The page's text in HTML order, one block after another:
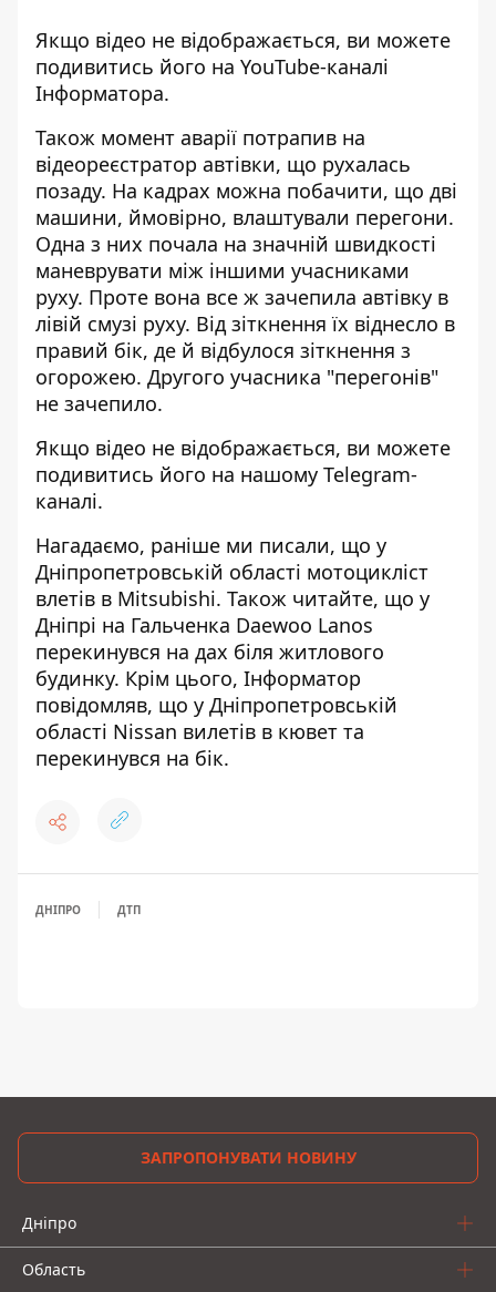
Якщо відео не відображається, ви можете
подивитись його на YouTube-каналі
Інформатора.
Також момент аварії потрапив на
відеореєстратор автівки, що рухалась
позаду. На кадрах можна побачити, що дві
машини, ймовірно, влаштували перегони.
Одна з них почала на значній швидкості
маневрувати між іншими учасниками
руху. Проте вона все ж зачепила автівку в
лівій смузі руху. Від зіткнення їх віднесло в
правий бік, де й відбулося зіткнення з
огорожею. Другого учасника "перегонів"
не зачепило.
Якщо відео не відображається, ви можете
подивитись його на нашому Telegram-
каналі.
Нагадаємо, раніше ми писали, що у
Дніпропетровській області мотоцикліст
влетів в Mitsubishi. Також читайте, що у
Дніпрі на Гальченка Daewoo Lanos
перекинувся на дах біля житлового
будинку. Крім цього, Інформатор
повідомляв, що у Дніпропетровській
області Nissan вилетів в кювет та
перекинувся на бік.
ДНІПРО ДТП
ЗАПРОПОНУВАТИ НОВИНУ
Дніпро
Область